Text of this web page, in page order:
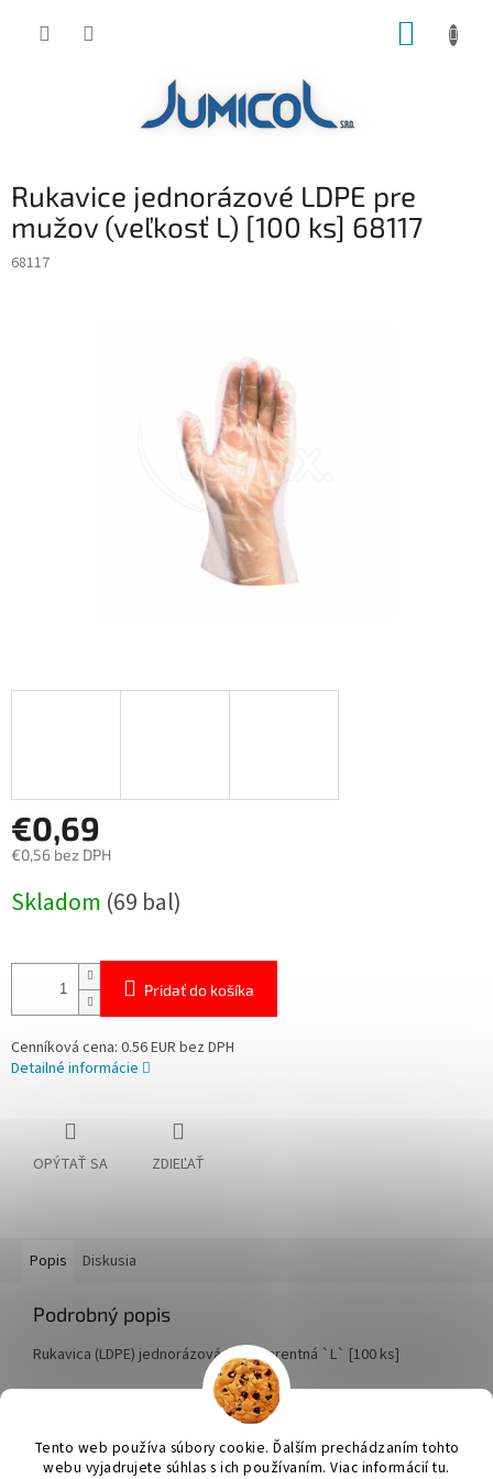
Tento web používa súbory cookie. Ďalším prechádzaním tohto
webu vyjadrujete súhlas s ich používaním. Viac informácií tu.
Rukavice jednorázové LDPE pre
mužov (veľkosť L) [100 ks] 68117
68117
€0,69
€0,56 bez DPH
cena:
Skladom (69 bal)
Pridať do košíka
Cenníková cena: 0.56 EUR bez DPH
Detailné informácie
OPÝTAŤ SA ZDIEĽAŤ
Popis Diskusia
Podrobný popis
Rukavica (LDPE) jednorázová transparentná `L` [100 ks]
Vytvoril Shoptet